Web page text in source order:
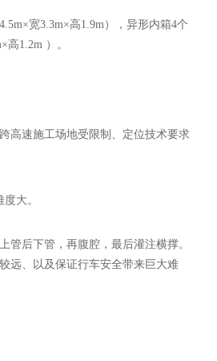
宽3.3m×高1.9m），异形内箱4个
高1.2m ）。
高速施工场地受限制、定位技术要求
大。
管后下管，再腹腔，最后灌注横撑。
远、以及保证行车安全带来巨大难